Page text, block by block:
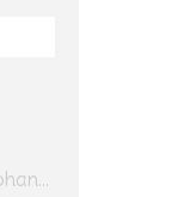
Face à l’éco-anxiété – Johannes Herrmann